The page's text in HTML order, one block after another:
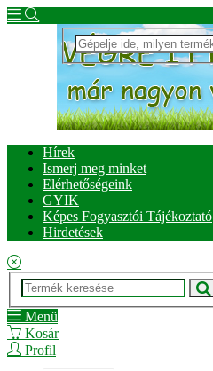
Hírek
Ismerj meg minket
Elérhetőségeink
GYIK
Képes Fogyasztói Tájékoztató
Hirdetések
Menü
Kosár
Profil